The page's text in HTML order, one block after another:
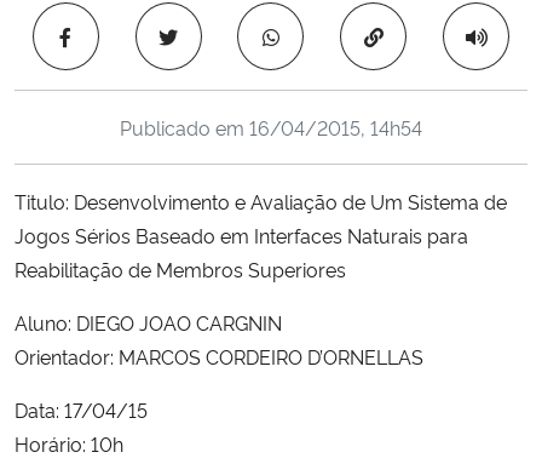
Ministério da Agricultura, Pecuária e Abastecimento
Ministério da Cidadania
Ministério da Saúde
Ministério da Ciência, Tecnologia, Inovações e Comunicações
Ministério do Meio Ambiente
Copiar para área
Publicado em 16/04/2015, 14h54
Titulo: Desenvolvimento e Avaliação de Um Sistema de
Jogos Sérios Baseado em Interfaces Naturais para
Reabilitação de Membros Superiores
Aluno: DIEGO JOAO CARGNIN
Orientador: MARCOS CORDEIRO D’ORNELLAS
Data: 17/04/15
Horário: 10h